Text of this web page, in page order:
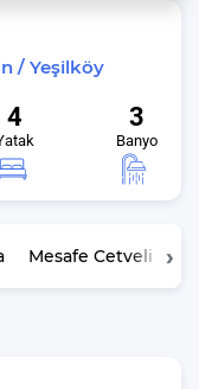
/ Yeşilköy
4 3
Banyo
Mesafe Cetveli